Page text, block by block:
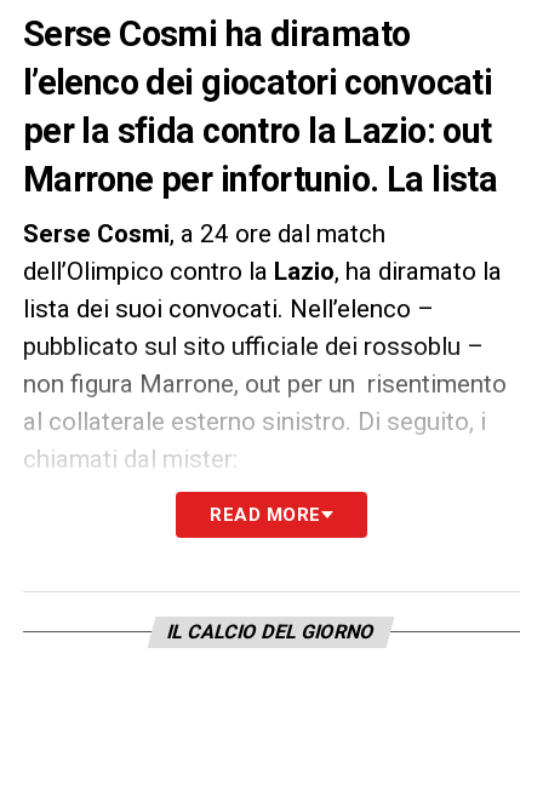
Serse Cosmi ha diramato
l’elenco dei giocatori convocati
per la sfida contro la Lazio: out
Marrone per infortunio. La lista
Serse Cosmi, a 24 ore dal match
dell’Olimpico contro la Lazio, ha diramato la
lista dei suoi convocati. Nell’elenco –
pubblicato sul sito ufficiale dei rossoblu –
non figura Marrone, out per un risentimento
al collaterale esterno sinistro. Di seguito, i
chiamati dal mister:
5 GOLEMIC
6 MAGALLAN
READ MORE
IL CALCIO DEL GIORNO